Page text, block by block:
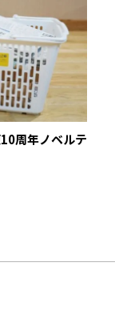
周年ノベルテ